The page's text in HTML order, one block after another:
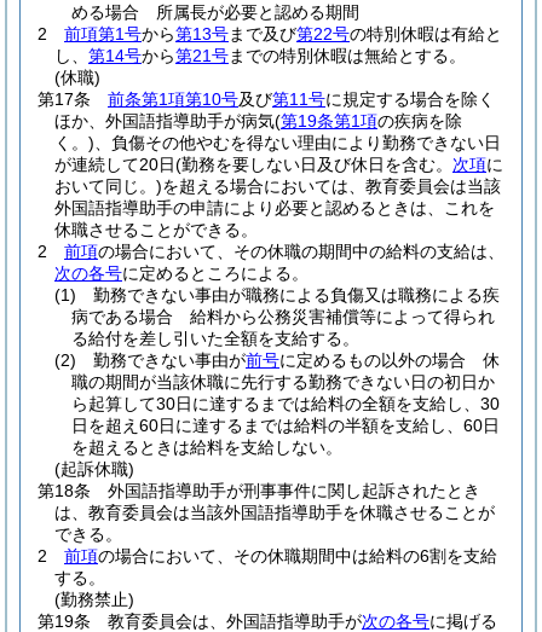
める場合 所属長が必要と認める期間
2
前項第1号から第13号まで及び第22号の特別休暇は有給と
し、 第14号から第21号までの特別休暇は無給とする。
(休職)
第17条
前条第1項第10号及び第11号に規定する場合を除く
ほか、外国語指導助手が病気(第19条第1項の疾病を除
く。) 、負傷その他やむを得ない理由により勤務できない日
が連続して20日(勤務を要しない日及び休日を含む。 次項に
おいて同じ。)を超える場合においては、教育委員会は当該
外国語指導助手の申請により必要と認めるときは、これを
休職させることができる。
2
前項の場合において、その休職の期間中の給料の支給は、
次の各号に定めるところによる。
(1)
勤務できない事由が職務による負傷又は職務による疾
病である場合 給料から公務災害補償等によって得られ
る給付を差し引いた全額を支給する。
(2)
勤務できない事由が前号に定めるもの以外の場合 休
職の期間が当該休職に先行する勤務できない日の初日か
ら起算して30日に達するまでは給料の全額を支給し、30
日を超え60日に達するまでは給料の半額を支給し、60日
を超えるときは給料を支給しない。
(起訴休職)
第18条
外国語指導助手が刑事事件に関し起訴されたとき
は、教育委員会は当該外国語指導助手を休職させることが
できる。
2
前項の場合において、その休職期間中は給料の6割を支給
する。
(勤務禁止)
第19条
教育委員会は、外国語指導助手が次の各号に掲げる